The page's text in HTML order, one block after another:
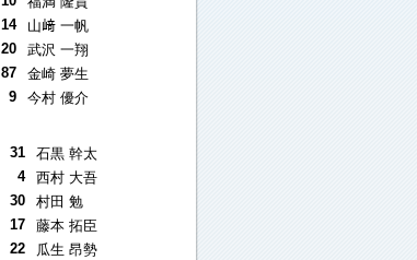
14
山﨑 一帆
20
武沢 一翔
87
金崎 夢生
9 今村 優介
31
石黒 幹太
4
西村 大吾
30
村田 勉
17
藤本 拓臣
22
瓜生 昂勢